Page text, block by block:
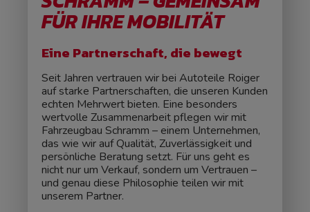
FÜR IHRE MOBILITÄT
Eine Partnerschaft, die bewegt
Seit Jahren vertrauen wir bei Autoteile Roiger
auf starke Partnerschaften, die unseren Kunden
echten Mehrwert bieten. Eine besonders
wertvolle Zusammenarbeit pflegen wir mit
Fahrzeugbau Schramm – einem Unternehmen,
das wie wir auf Qualität, Zuverlässigkeit und
persönliche Beratung setzt. Für uns geht es
nicht nur um Verkauf, sondern um Vertrauen –
und genau diese Philosophie teilen wir mit
unserem Partner.